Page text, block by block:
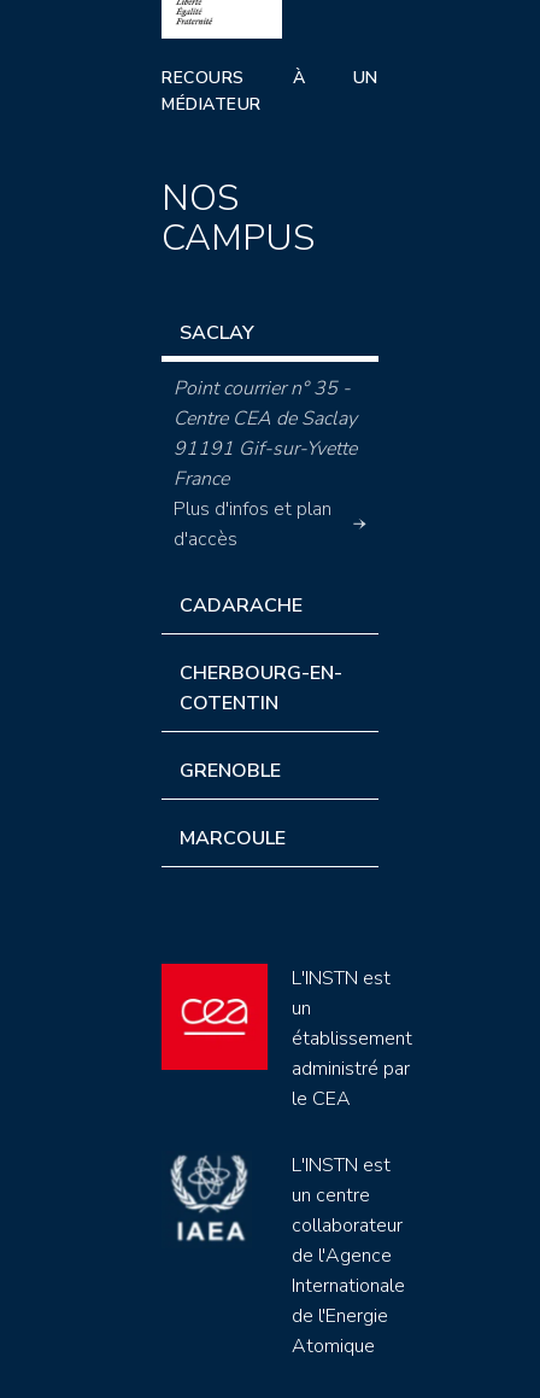
RECOURS À UN
MÉDIATEUR
NOS
CAMPUS
SACLAY
Point courrier n° 35 -
Centre CEA de Saclay
91191 Gif-sur-Yvette
France
Plus d'infos et plan
d'accès
CADARACHE
CHERBOURG-EN-
COTENTIN
GRENOBLE
MARCOULE
L'INSTN est
un
établissement
administré par
le CEA
L'INSTN est
un centre
collaborateur
de l'Agence
Internationale
de l'Energie
Atomique